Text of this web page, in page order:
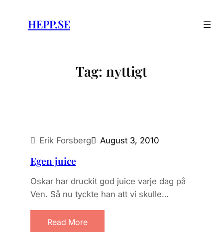
content
HEPP.SE
Tag: nyttigt
Erik Forsberg August 3, 2010
Egen juice
Oskar har druckit god juice varje dag på
Ven. Så nu tyckte han att vi skulle…
Read More